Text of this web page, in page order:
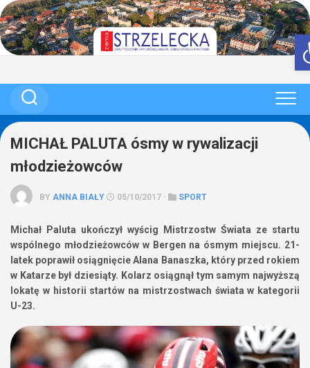
Skip
to
content
MICHAŁ PALUTA ósmy w rywalizacji
młodzieżowców
BY ANNA BIAŁY 05/10/2017 · SPORT
Michał Paluta ukończył wyścig Mistrzostw Świata ze startu
wspólnego młodzieżowców w Bergen na ósmym miejscu. 21-
latek poprawił osiągnięcie Alana Banaszka, który przed rokiem
w Katarze był dziesiąty. Kolarz osiągnął tym samym najwyższą
lokatę w historii startów na mistrzostwach świata w kategorii
U-23.